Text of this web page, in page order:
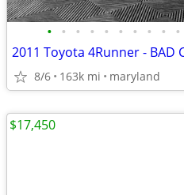
• • • • • • • • • •
8/6 163k mi maryland
$17,450